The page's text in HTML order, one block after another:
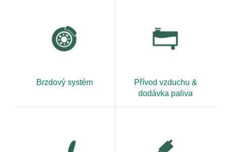
Brzdový systém
Přívod vzduchu &
dodávka paliva